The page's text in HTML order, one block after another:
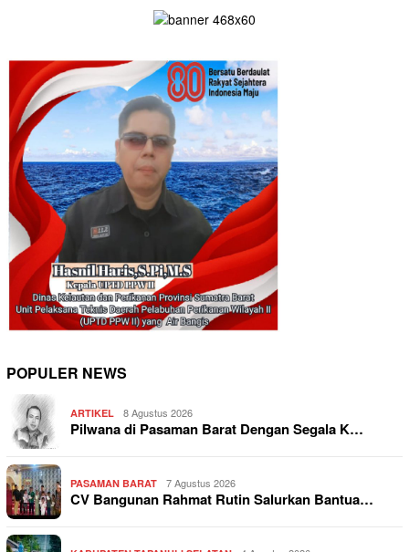
POPULER NEWS
ARTIKEL 8 Agustus 2026
Pilwana di Pasaman Barat Dengan Segala K…
PASAMAN BARAT 7 Agustus 2026
CV Bangunan Rahmat Rutin Salurkan Bantua…